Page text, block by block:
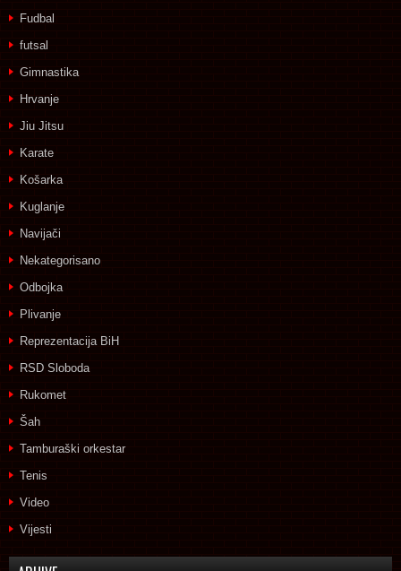
Fudbal
futsal
Gimnastika
Hrvanje
Jiu Jitsu
Karate
Košarka
Kuglanje
Navijači
Nekategorisano
Odbojka
Plivanje
Reprezentacija BiH
RSD Sloboda
Rukomet
Šah
Tamburaški orkestar
Tenis
Video
Vijesti